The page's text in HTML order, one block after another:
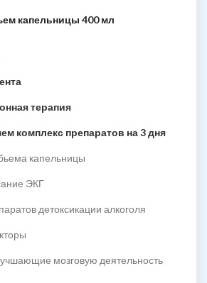
капельницы 400 мл
терапия
комплекс препаратов на 3 дня
капельницы
ЭКГ
детоксикации алкоголя
мозговую деятельность